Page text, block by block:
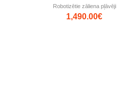
Robotizētie zāliena pļāvēji
1,490.00€